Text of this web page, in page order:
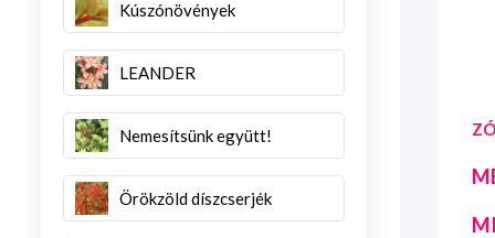
Kúszónövények
LEANDER
Nemesítsünk együtt!
Örökzöld díszcserjék